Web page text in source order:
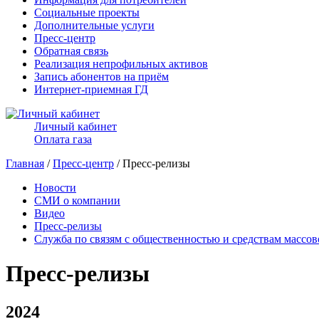
Социальные проекты
Дополнительные услуги
Пресс-центр
Обратная связь
Реализация непрофильных активов
Запись абонентов на приём
Интернет-приемная ГД
Личный кабинет
Оплата газа
Главная /Пресс-центр / Пресс-релизы
Новости
СМИ о компании
Видео
Пресс-релизы
Служба по связям с общественностью и средствам
Пресс-релизы
2024